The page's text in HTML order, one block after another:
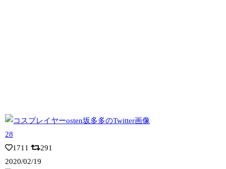
1711
291
2020/02/19